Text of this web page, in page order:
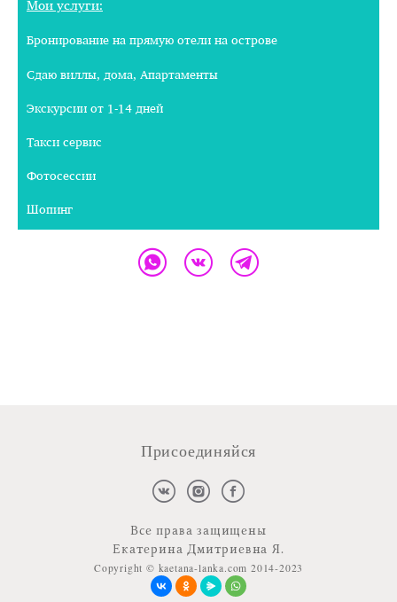
Бронирование на прямую отели на острове
Сдаю виллы, дома, Апартаменты
Экскурсии от 1-14 дней
Такси сервис
Фотосессии
Шопинг
Присоединяйся
Все права защищены
Екатерина Дмитриевна Я.
Copyright © kaetana-lanka.com 2014-2023